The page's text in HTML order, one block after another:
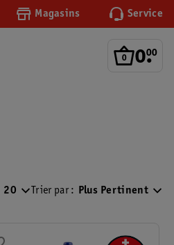
Magasins Service
0.
00
20 Trier par : Plus Pertinent